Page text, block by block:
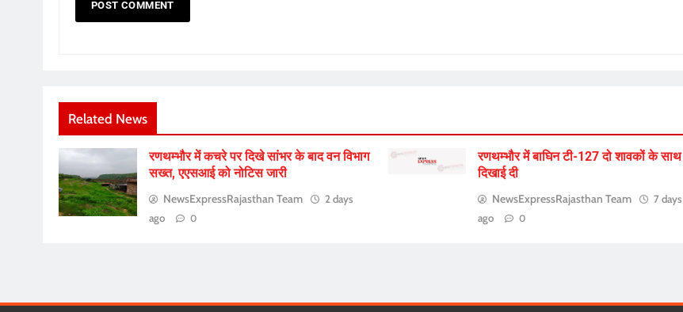
Related News
रणथम्भौर में कचरे पर दिखे सांभर के बाद वन विभाग
सख्त, एएसआई को नोटिस जारी
NewsExpressRajasthan Team
2 days
ago
0
रणथम्भौर में बाघिन टी-127 दो शावकों के साथ
दिखाई दी
NewsExpressRajasthan Team
7 days
ago
0